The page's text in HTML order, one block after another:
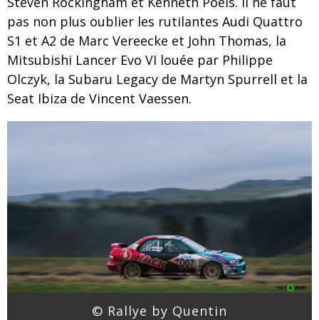
pas non plus oublier les rutilantes Audi Quattro
S1 et A2 de Marc Vereecke et John Thomas, la
Mitsubishi Lancer Evo VI louée par Philippe
Olczyk, la Subaru Legacy de Martyn Spurrell et la
Seat Ibiza de Vincent Vaessen.
© Rallye by Quentin